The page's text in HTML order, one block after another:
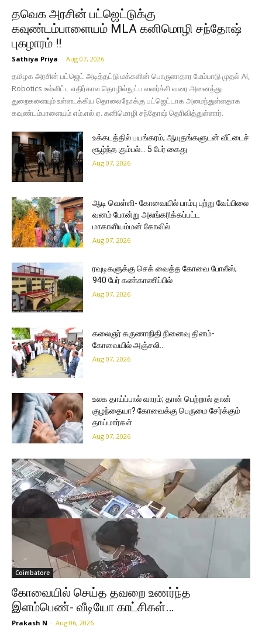
தவெக அரசின் பட்ஜெட்டுக்கு
கவுண்டம்பாளையம் MLA கனிமொழி சந்தோஷ்
புகழாரம் !!
Sathiya Priya - Aug 07, 2026
தமிழக அரசின் பட்ஜெட் அடித்தட்டு மக்களின் பொருளாதார மேம்பாடு முதல் AI,
Robotics உள்ளிட்ட எதிர்கால தொழில்நுட்ப வளர்ச்சி வரை அனைத்து
துறைகளையும் உள்ளடக்கிய தொலைநோக்கு பட்ஜெட்டாக அமைந்துள்ளதாக
கவுண்டம்பாளையம் எம்.எல்.ஏ. கனிமொழி சந்தோஷ் தெரிவித்துள்ளார்.
உக்கடத்தில் பயங்கரம்; ஆயுதங்களுடன் வீட்டைச்
சூழ்ந்த கும்பல்… 5 பேர் கைது
Aug 07, 2026
ஆடி வெள்ளி- கோவையில் பாம்பு புற்று வேப்பிலை
வனம் போன்று அலங்கரிக்கப்பட்ட
மாகாளியம்மன் கோவில்
Aug 07, 2026
ரவுடிகளுக்கு செக் வைத்த கோவை போலீஸ்;
940 பேர் கண்காணிப்பில்
Aug 07, 2026
கலைஞர் கருணாநிதி நினைவு தினம்-
கோவையில் அஞ்சலி…
Aug 07, 2026
உலக தாய்ப்பால் வாரம்; தான் பெற்றால் தான்
குழந்தையா? கோவைக்கு பெருமை சேர்க்கும்
தாய்மார்கள்
Aug 07, 2026
Coimbatore
கோவையில் செய்த தவறை உணர்ந்த
இளம்பெண்- வீடியோ காட்சிகள்…
Prakash N - Aug 06, 2026